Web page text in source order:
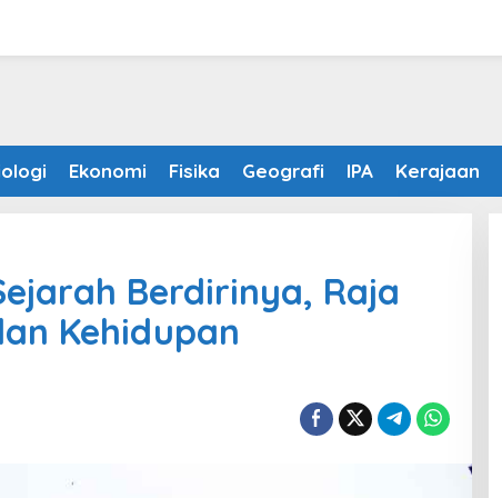
Ekonomi Fisika Geografi IPA Kerajaan
Berdirinya, Raja
Kehidupan